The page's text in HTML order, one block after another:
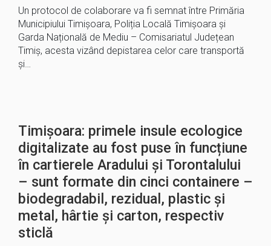
Un protocol de colaborare va fi semnat între Primăria
Municipiului Timișoara, Poliția Locală Timișoara și
Garda Națională de Mediu – Comisariatul Județean
Timiș, acesta vizând depistarea celor care transportă
și…
Timișoara: primele insule ecologice
digitalizate au fost puse în funcțiune
în cartierele Aradului și Torontalului
– sunt formate din cinci containere –
biodegradabil, rezidual, plastic și
metal, hârtie și carton, respectiv
sticlă